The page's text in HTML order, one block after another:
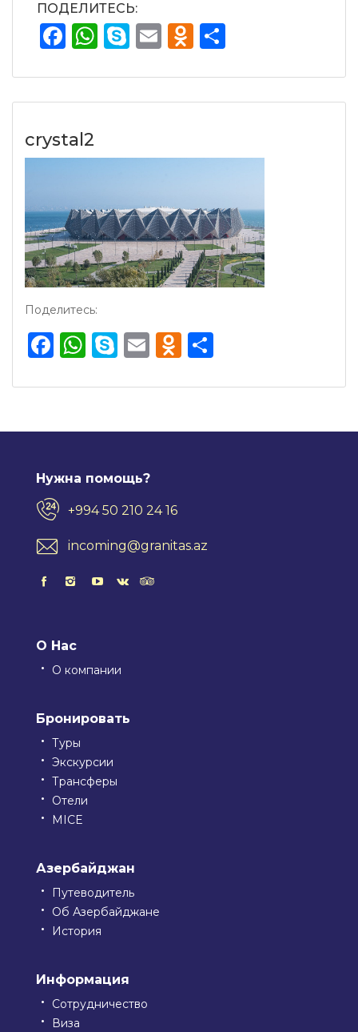
ПОДЕЛИТЕСЬ:
Facebook
WhatsApp
Skype
Email
crystal2
Поделитесь:
Facebook
WhatsApp
Skype
EmailOdnoklassniki
Нужна помощь?
+994 50 210 24 16
incoming@granitas.az
О Нас
О компании
Бронировать
Туры
Экскурсии
Трансферы
Отели
MICE
Азербайджан
Путеводитель
Об Азербайджане
История
Информация
Сотрудничество
Виза